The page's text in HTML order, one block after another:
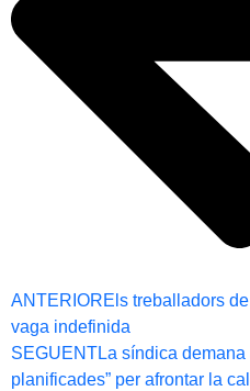
ANTERIOREls treballadors
vaga indefinida
SEGUENTLa síndica
planificades” per afrontar la